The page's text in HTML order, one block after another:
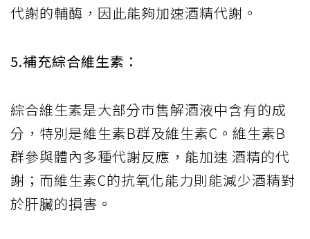
代謝的輔酶，因此能夠加速酒精代謝。
5.補充綜合維生素：
綜合維生素是大部分市售解酒液中含有的成
分，特別是維生素B群及維生素C。維生素B
群參與體內多種代謝反應，能加速 酒精的代
謝；而維生素C的抗氧化能力則能減少酒精對
於肝臟的損害。